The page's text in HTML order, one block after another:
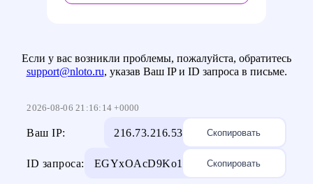
Если у вас возникли проблемы, пожалуйста, обратитесь
support@nloto.ru, указав Ваш IP и ID запроса в письме.
2026-08-06 21:16:14 +0000
Ваш IP: 216.73.216.53 Скопировать
ID запроса: EGYxOAcD9Ko1 Скопировать